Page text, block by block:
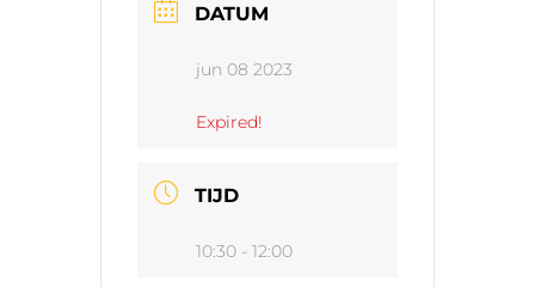
DATUM
jun 08 2023
Expired!
TIJD
10:30 - 12:00